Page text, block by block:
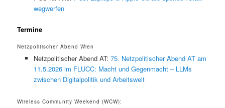
wegwerfen
Termine
Netzpolitischer Abend Wien
Netzpolitischer Abend AT: 75. Netzpolitischer Abend AT am
11.5.2026 im FLUCC: Macht und Gegenmacht – LLMs
zwischen Digitalpolitik und Arbeitswelt
Wireless Community Weekend (WCW):